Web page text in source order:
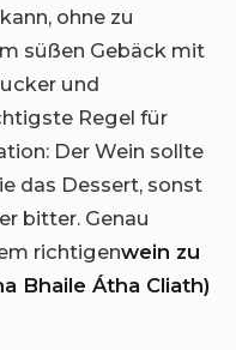
ohne zu
süßen Gebäck mit
und
Regel für
Der Wein sollte
das Dessert, sonst
bitter. Genau
richtigenwein zu
Bhaile Átha Cliath)